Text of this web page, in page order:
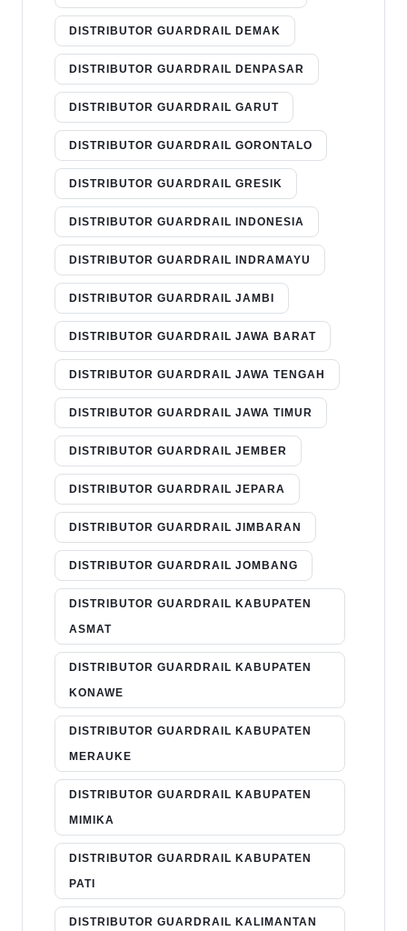
DISTRIBUTOR GUARDRAIL DEMAK
DISTRIBUTOR GUARDRAIL DENPASAR
DISTRIBUTOR GUARDRAIL GARUT
DISTRIBUTOR GUARDRAIL GORONTALO
DISTRIBUTOR GUARDRAIL GRESIK
DISTRIBUTOR GUARDRAIL INDONESIA
DISTRIBUTOR GUARDRAIL INDRAMAYU
DISTRIBUTOR GUARDRAIL JAMBI
DISTRIBUTOR GUARDRAIL JAWA BARAT
DISTRIBUTOR GUARDRAIL JAWA TENGAH
DISTRIBUTOR GUARDRAIL JAWA TIMUR
DISTRIBUTOR GUARDRAIL JEMBER
DISTRIBUTOR GUARDRAIL JEPARA
DISTRIBUTOR GUARDRAIL JIMBARAN
DISTRIBUTOR GUARDRAIL JOMBANG
DISTRIBUTOR GUARDRAIL KABUPATEN
ASMAT
DISTRIBUTOR GUARDRAIL KABUPATEN
KONAWE
DISTRIBUTOR GUARDRAIL KABUPATEN
MERAUKE
DISTRIBUTOR GUARDRAIL KABUPATEN
MIMIKA
DISTRIBUTOR GUARDRAIL KABUPATEN
PATI
DISTRIBUTOR GUARDRAIL KALIMANTAN